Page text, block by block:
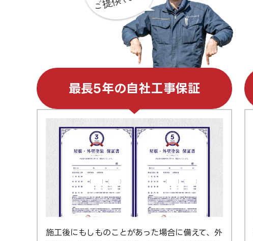
最長5年の自社工事保証
施工後にもしものことがあった場合に備えて、外